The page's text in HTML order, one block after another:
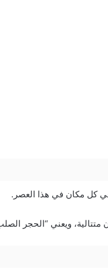
في كل مكان في هذا العصر.
ويعني “الحجر